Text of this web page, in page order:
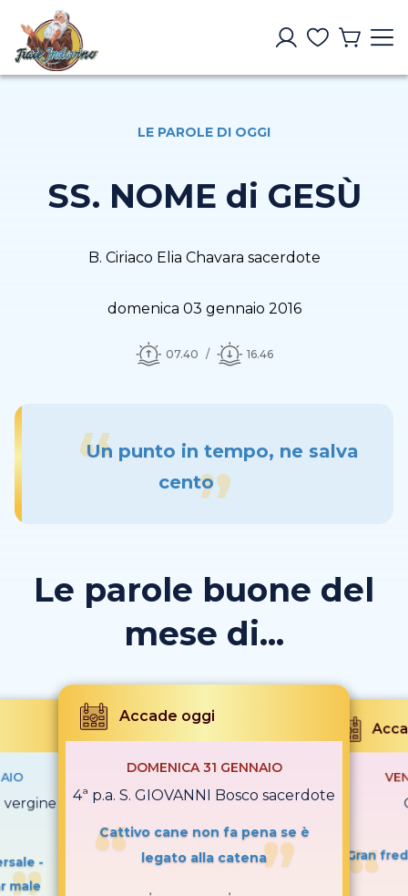
LE PAROLE DI OGGI
SS. NOME di GESÙ
B. Ciriaco Elia Chavara sacerdote
domenica 03 gennaio 2016
07.40 16.46
Un punto in tempo, ne salva
cento
Le parole buone del
mese di...
vergine
-
male
Accade oggi
DOMENICA 31 GENNAIO
4ª p.a. S. GIOVANNI Bosco sacerdote
Cattivo cane non fa pena se è
legato alla catena
Gran